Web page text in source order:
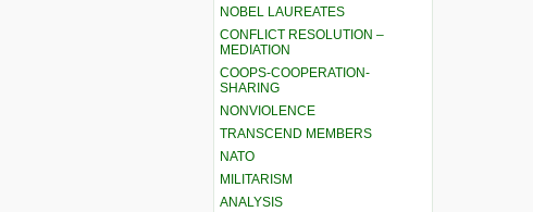
NOBEL LAUREATES
CONFLICT RESOLUTION –
MEDIATION
COOPS-COOPERATION-
SHARING
NONVIOLENCE
TRANSCEND MEMBERS
NATO
MILITARISM
ANALYSIS